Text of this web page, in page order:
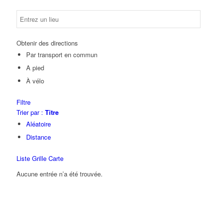
Obtenir des directions
Par transport en commun
A pied
À vélo
Filtre
Trier par : Titre
Aléatoire
Distance
Liste Grille Carte
Aucune entrée n’a été trouvée.